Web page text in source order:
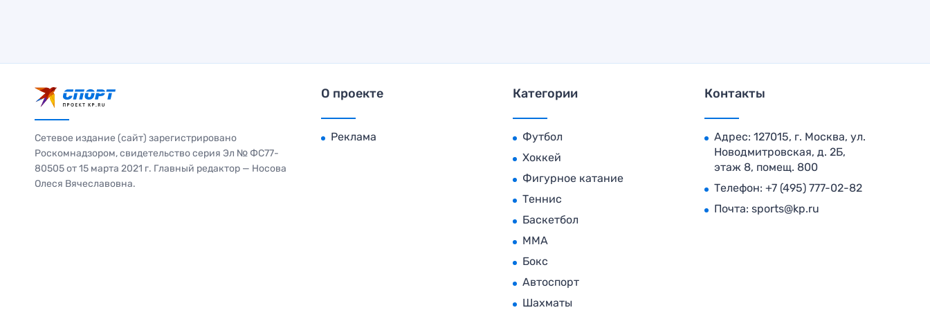
Сетевое издание (сайт) зарегистрировано
Роскомнадзором, свидетельство серия Эл № ФС77-
80505 от 15 марта 2021 г. Главный редактор — Носова
Олеся Вячеславовна.
О проекте
Реклама
Категории
Футбол
Хоккей
Фигурное катание
Теннис
Баскетбол
MMA
Бокс
Автоспорт
Шахматы
Контакты
Адрес: 127015, г. Москва, ул.
Новодмитровская, д. 2Б,
этаж 8, помещ. 800
Телефон: +7 (495) 777-02-82
Почта: sports@kp.ru